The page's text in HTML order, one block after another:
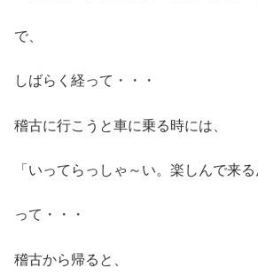
で、
しばらく経って・・・
稽古に行こうと車に乗る時には、
「いってらっしゃ～い。楽しんで来る
って・・・
稽古から帰ると、